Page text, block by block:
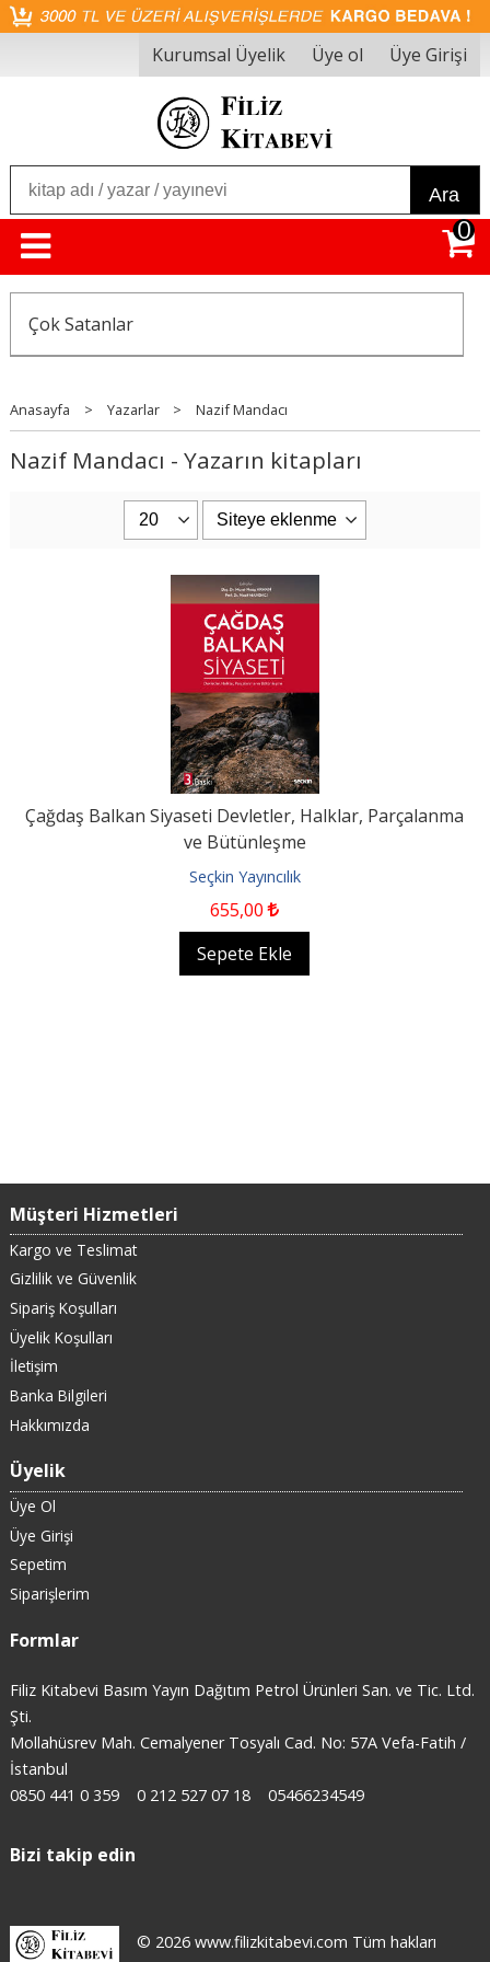
Kurumsal Üyelik Üye ol Üye Girişi
Ara
0
Çok Satanlar
Anasayfa > Yazarlar > Nazif Mandacı
Nazif Mandacı - Yazarın kitapları
Çağdaş Balkan Siyaseti Devletler, Halklar, Parçalanma
ve Bütünleşme
Seçkin Yayıncılık
655,00
Sepete Ekle
Müşteri Hizmetleri
Kargo ve Teslimat
Gizlilik ve Güvenlik
Sipariş Koşulları
Üyelik Koşulları
İletişim
Banka Bilgileri
Hakkımızda
Üyelik
Üye Ol
Üye Girişi
Sepetim
Siparişlerim
Formlar
Filiz Kitabevi Basım Yayın Dağıtım Petrol Ürünleri San. ve Tic. Ltd.
Şti.
Mollahüsrev Mah. Cemalyener Tosyalı Cad. No: 57A Vefa-Fatih /
İstanbul
0850 441 0 359
0 212 527 07 18 05466234549
Bizi takip edin
© 2026 www.filizkitabevi.com Tüm hakları